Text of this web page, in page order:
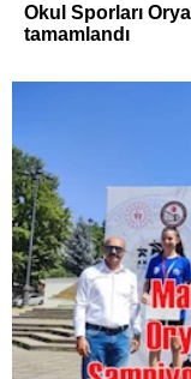
Okul Sporları
tamamlandı